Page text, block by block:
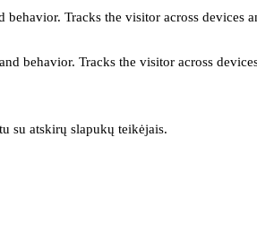
Tracks the visitor across devices
behavior. Tracks the visitor across
su atskirų slapukų teikėjais.